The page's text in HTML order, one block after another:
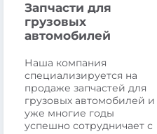
Запчасти для
грузовых
автомобилей
Наша компания
специализируется на
продаже запчастей для
грузовых автомобилей и
уже многие годы
успешно сотрудничает с